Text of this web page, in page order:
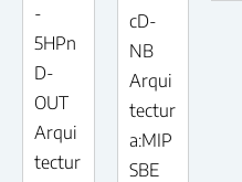
-
5HPn
D-
OUT
Arqui
tectur
cD-
NB
Arqui
tectur
a:MIP
SBE